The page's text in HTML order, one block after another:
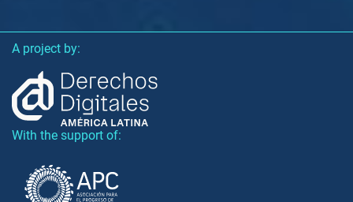
A project by:
With the support of: